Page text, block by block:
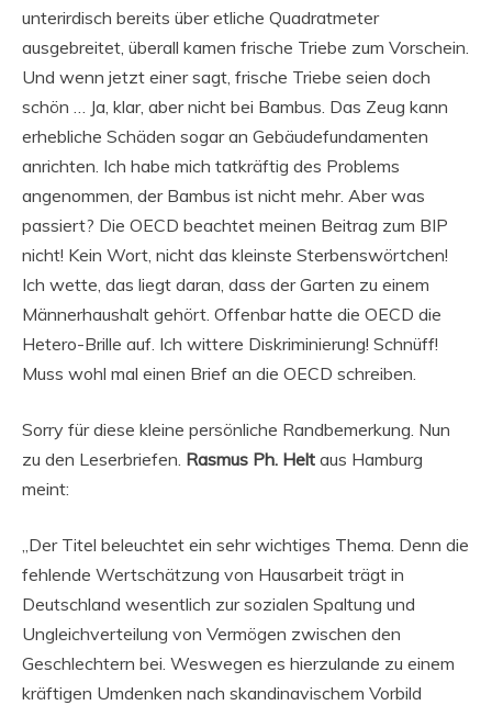
unterirdisch bereits über etliche Quadratmeter
ausgebreitet, überall kamen frische Triebe zum Vorschein.
Und wenn jetzt einer sagt, frische Triebe seien doch
schön … Ja, klar, aber nicht bei Bambus. Das Zeug kann
erhebliche Schäden sogar an Gebäudefundamenten
anrichten. Ich habe mich tatkräftig des Problems
angenommen, der Bambus ist nicht mehr. Aber was
passiert? Die OECD beachtet meinen Beitrag zum BIP
nicht! Kein Wort, nicht das kleinste Sterbenswörtchen!
Ich wette, das liegt daran, dass der Garten zu einem
Männerhaushalt gehört. Offenbar hatte die OECD die
Hetero-Brille auf. Ich wittere Diskriminierung! Schnüff!
Muss wohl mal einen Brief an die OECD schreiben.
Sorry für diese kleine persönliche Randbemerkung. Nun
zu den Leserbriefen. Rasmus Ph. Helt aus Hamburg
meint:
„Der Titel beleuchtet ein sehr wichtiges Thema. Denn die
fehlende Wertschätzung von Hausarbeit trägt in
Deutschland wesentlich zur sozialen Spaltung und
Ungleichverteilung von Vermögen zwischen den
Geschlechtern bei. Weswegen es hierzulande zu einem
kräftigen Umdenken nach skandinavischem Vorbild